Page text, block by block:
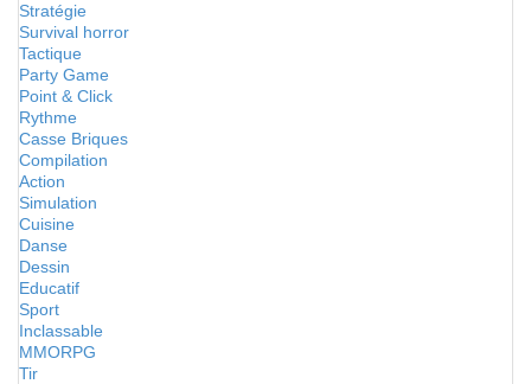
Stratégie
Survival horror
Tactique
Party Game
Point & Click
Rythme
Casse Briques
Compilation
Action
Simulation
Cuisine
Danse
Dessin
Educatif
Sport
Inclassable
MMORPG
Tir